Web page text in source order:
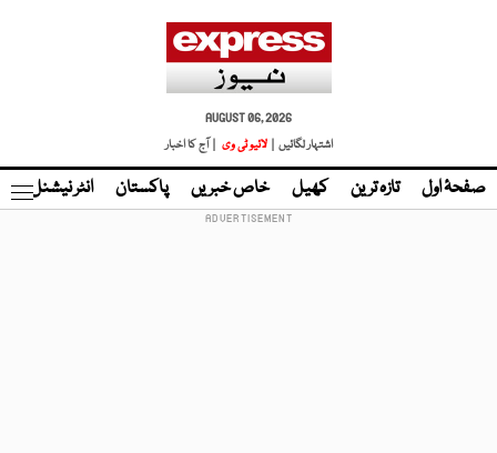
AUGUST 06, 2026
اشتہار لگائیں |
لائیو ٹی وی | آج کا اخبار
صفحۂ اول تازہ ترین کھیل خاص خبریں پاکستان انٹر نیشنل